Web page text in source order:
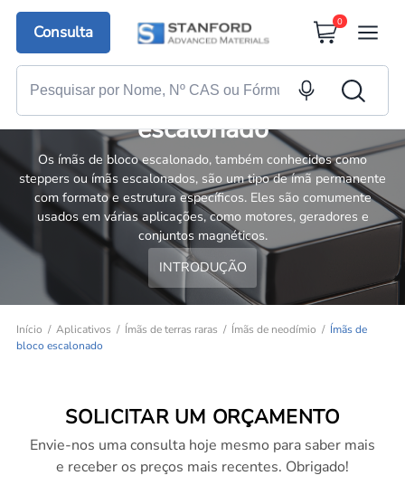
Consulta
0
Ímãs de neodímio de bloco
escalonado
Os ímãs de bloco escalonado, também conhecidos como
steppers ou ímãs escalonados, são um tipo de ímã permanente
com formato e estrutura específicos. Eles são comumente
usados em várias aplicações, como motores, geradores e
conjuntos magnéticos.
INTRODUÇÃO
Início Aplicativos Ímãs de terras raras Ímãs de neodímio
Ímãs de
bloco escalonado
SOLICITAR UM ORÇAMENTO
Envie-nos uma consulta hoje mesmo para saber mais
e receber os preços mais recentes. Obrigado!